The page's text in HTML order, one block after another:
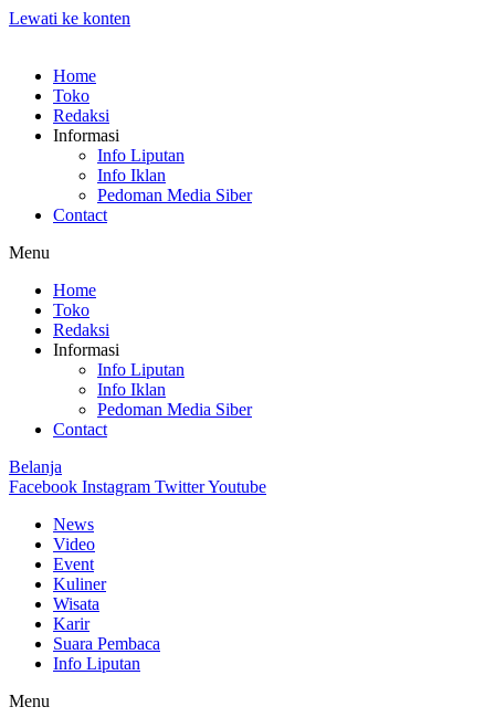
Lewati ke konten
Home
Toko
Redaksi
Informasi
Info Liputan
Info Iklan
Pedoman Media Siber
Contact
Menu
Home
Toko
Redaksi
Informasi
Info Liputan
Info Iklan
Pedoman Media Siber
Contact
Belanja
Facebook Instagram TwitterYoutube
News
Video
Event
Kuliner
Wisata
Karir
Suara Pembaca
Info Liputan
Menu